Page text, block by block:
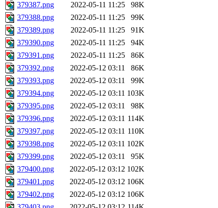
379387.png
2022-05-11 11:25
98K
379388.png
2022-05-11 11:25
99K
379389.png
2022-05-11 11:25
91K
379390.png
2022-05-11 11:25
94K
379391.png
2022-05-11 11:25
86K
379392.png
2022-05-12 03:11
86K
379393.png
2022-05-12 03:11
99K
379394.png
2022-05-12 03:11 103K
379395.png
2022-05-12 03:11
98K
379396.png
2022-05-12 03:11 114K
379397.png
2022-05-12 03:11 110K
379398.png
2022-05-12 03:11 102K
379399.png
2022-05-12 03:11
95K
379400.png
2022-05-12 03:12 102K
379401.png
2022-05-12 03:12 106K
379402.png
2022-05-12 03:12 106K